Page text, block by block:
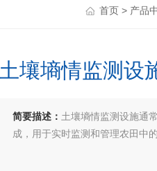
首页 > 产品
土壤墒情监测设
简要描述： 土壤墒情监测设施通
成，用于实时监测和管理农田中